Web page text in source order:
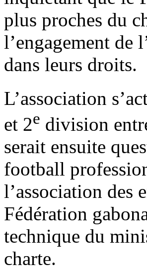
plus proches du
l’engagement de
dans leurs droits.
L’association
et 2e division
serait ensuite
football
l’association des
Fédération
technique du
charte.